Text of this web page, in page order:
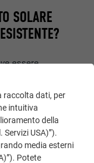
SOLARE
essere
fotovoltaiche
A seconda
lavoro può essere
essere
per gli annessi
ecc.).
raccolta dati, per
intuitiva
della
USA)”).
media esterni
Potete